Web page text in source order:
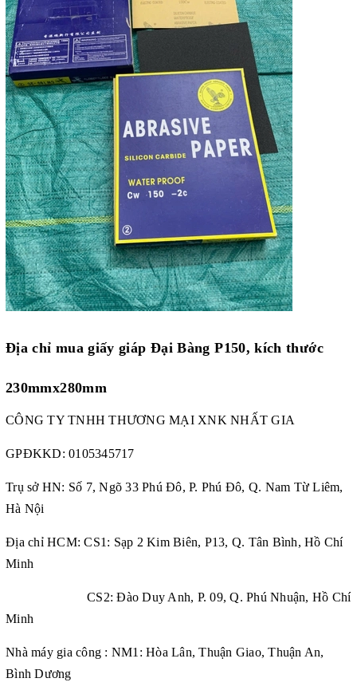
Địa chỉ muagiấy giáp Đại Bàng P150, kích thước
230mmx280mm
CÔNG TY TNHH THƯƠNG MẠI XNK NHẤT GIA
GPĐKKD: 0105345717
Trụ sở HN: Số 7, Ngõ 33 Phú Đô, P. Phú Đô, Q. Nam Từ Liêm,
Hà Nội
Địa chỉ HCM: CS1: Sạp 2 Kim Biên, P13, Q. Tân Bình, Hồ Chí
Minh
CS2: Đào Duy Anh, P. 09, Q. Phú Nhuận, Hồ Chí
Minh
Nhà máy gia công : NM1: Hòa Lân, Thuận Giao, Thuận An,
Bình Dương